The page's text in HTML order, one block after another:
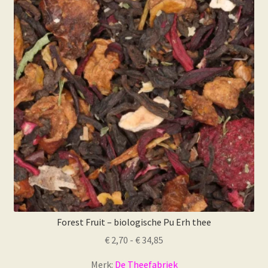
Forest Fruit – biologische Pu Erh thee
€ 2,70 - € 34,85
Merk: De Theefabriek